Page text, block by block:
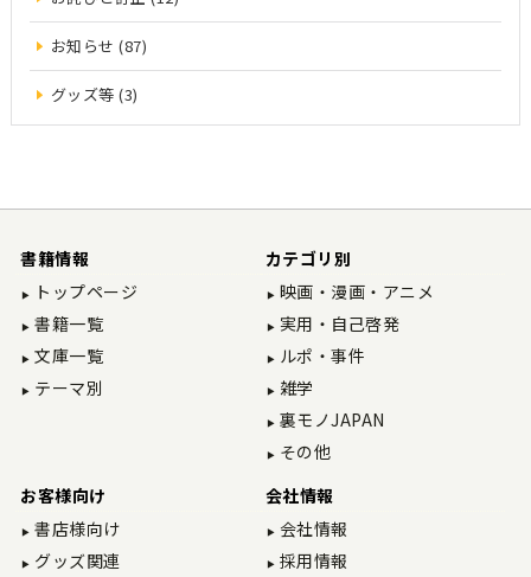
お知らせ (87)
グッズ等 (3)
書籍情報
トップページ
書籍一覧
文庫一覧
テーマ別
カテゴリ別
映画・漫画・アニメ
実用・自己啓発
ルポ・事件
雑学
裏モノJAPAN
その他
お客様向け
書店様向け
グッズ関連
会社情報
会社情報
採用情報